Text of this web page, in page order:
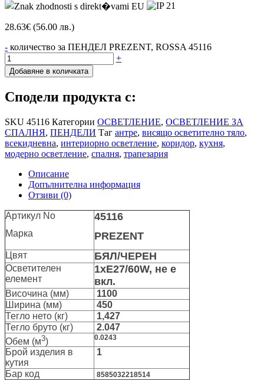
28.63€ (56.00 лв.)
- количество за ПЕНДЕЛ PREZENT, ROSSA 45116
+
Добавяне в количката
Сподели продукта с:
SKU 45116 Категории ОСВЕТЛЕНИЕ, ОСВЕТЛЕНИЕ ЗА
СПАЛНЯ, ПЕНДЕЛИ Таг антре, висящо осветително тяло,
всекидневна, интериорно осветление, коридор, кухня,
модерно осветление, спалня, трапезария
Описание
Допълнителна информация
Отзиви (0)
Артикул No
Марка
45116
PREZENT
Цвят БЯЛ/ЧЕРЕН
Осветителен
елемент
1xЕ27/60W, не е
вкл.
Височина (мм)
1100
Ширина (мм)
450
Тегло нето (кг)
1,427
Тегло бруто (кг)
2.047
Обем (м3) 0.0243
Брой изделия в
кутия
1
Бар код 8585032218514